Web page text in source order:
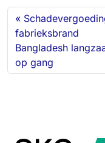
n
k
e
d
I
n
c
e
b
o
o
k
u
e
s
k
s
t
o
d
n
a
i
fabrieksbrand
Bangladesh
op gang